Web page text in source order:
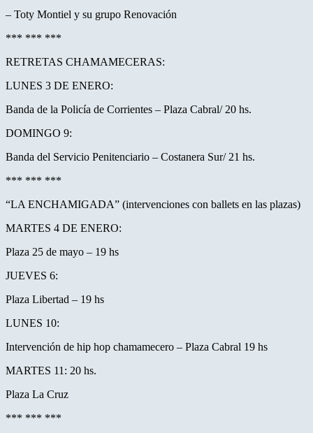
– Toty Montiel y su grupo Renovación
*** *** ***
RETRETAS CHAMAMECERAS:
LUNES 3 DE ENERO:
Banda de la Policía de Corrientes – Plaza Cabral/ 20 hs.
DOMINGO 9:
Banda del Servicio Penitenciario – Costanera Sur/ 21 hs.
*** *** ***
“LA ENCHAMIGADA” (intervenciones con ballets en las plazas)
MARTES 4 DE ENERO:
Plaza 25 de mayo – 19 hs
JUEVES 6:
Plaza Libertad – 19 hs
LUNES 10:
Intervención de hip hop chamamecero – Plaza Cabral 19 hs
MARTES 11: 20 hs.
Plaza La Cruz
*** *** ***